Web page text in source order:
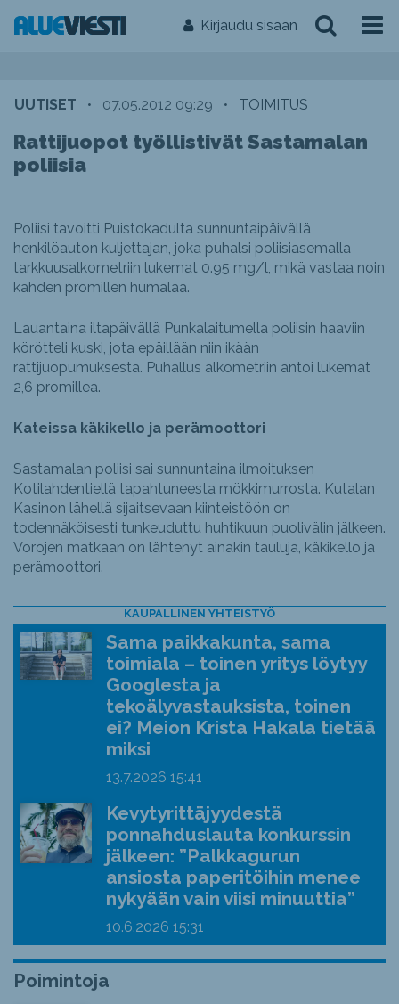
Kirjaudu sisään
UUTISET • 07.05.2012 09:29 • TOIMITUS
Rattijuopot työllistivät Sastamalan
poliisia
Poliisi tavoitti Puistokadulta sunnuntaipäivällä
henkilöauton kuljettajan, joka puhalsi poliisiasemalla
tarkkuusalkometriin lukemat 0.95 mg/l, mikä vastaa noin
kahden promillen humalaa.
Lauantaina iltapäivällä Punkalaitumella poliisin haaviin
körötteli kuski, jota epäillään niin ikään
rattijuopumuksesta. Puhallus alkometriin antoi lukemat
2,6 promillea.
Kateissa käkikello ja perämoottori
Sastamalan poliisi sai sunnuntaina ilmoituksen
Kotilahdentiellä tapahtuneesta mökkimurrosta. Kutalan
Kasinon lähellä sijaitsevaan kiinteistöön on
todennäköisesti tunkeuduttu huhtikuun puolivälin jälkeen.
Vorojen matkaan on lähtenyt ainakin tauluja, käkikello ja
perämoottori.
KAUPALLINEN YHTEISTYÖ
Sama paikkakunta, sama
toimiala – toinen yritys löytyy
Googlesta ja
tekoälyvastauksista, toinen
ei? Meion Krista Hakala tietää
miksi
13.7.2026 15:41
Kevytyrittäjyydestä
ponnahduslauta konkurssin
jälkeen: ”Palkkagurun
ansiosta paperitöihin menee
nykyään vain viisi minuuttia”
10.6.2026 15:31
Poimintoja